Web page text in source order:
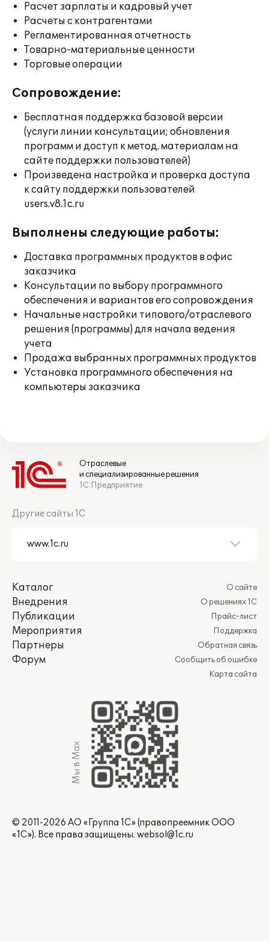
Расчет зарплаты и кадровый учет
Расчеты с контрагентами
Регламентированная отчетность
Товарно-материальные ценности
Торговые операции
Сопровождение:
Бесплатная поддержка базовой версии
(услуги линии консультации; обновления
программ и доступ к метод. материалам на
сайте поддержки пользователей)
Произведена настройка и проверка доступа
к сайту поддержки пользователей
users.v8.1c.ru
Выполнены следующие работы:
Доставка программных продуктов в офис
заказчика
Консультации по выбору программного
обеспечения и вариантов его сопровождения
Начальные настройки типового/отраслевого
решения (программы) для начала ведения
учета
Продажа выбранных программных продуктов
Установка программного обеспечения на
компьютеры заказчика
Отраслевые
и специализированные решения
1С:Предприятие
Другие сайты 1С
Каталог
Внедрения
Публикации
Мероприятия
Партнеры
Форум
О сайте
О решениях 1С
Прайс-лист
Поддержка
Обратная связь
Сообщить об ошибке
Карта сайта
Мы в Max
© 2011-2026 АО «Группа 1С» (правопреемник ООО
«1С»). Все права защищены. websol@1c.ru